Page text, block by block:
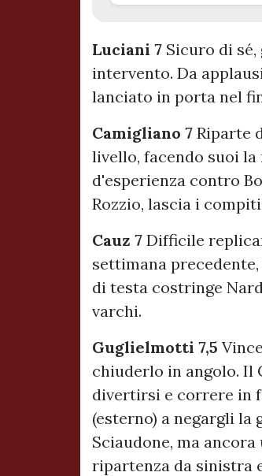
Luciani 7 Sicuro di
intervento. Da
lanciato in porta nel
Camigliano 7 Riparte
livello, facendo suoi
d'esperienza contro
Rozzio, lascia i
Cauz 7 Difficile
settimana
di testa costringe
varchi.
Guglielmotti 7,5
chiuderlo in angolo. Il
divertirsi e correre in
(esterno) a negargli la
Sciaudone, ma
ripartenza da sinistra